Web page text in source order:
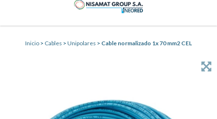
Inicio > Cables > Unipolares > Cable normalizado 1x 70 mm2 CEL